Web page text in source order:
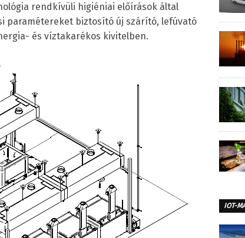
rendkívüli higiéniai előírások által
paramétereket biztosító új szárító, lefúvató
és víztakarékos kivitelben.
IOT-